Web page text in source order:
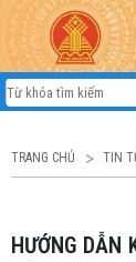
TRANG CHỦ TIN
HƯỚNG DẪN KÊ KHAI HỒ SƠ DVC LIÊN THÔNG ĐĂNG